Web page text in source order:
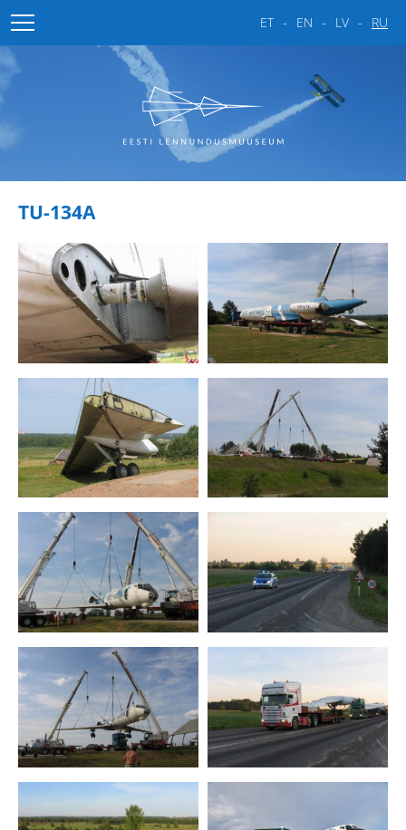
ET EN LV RU
Эстонские лётные дни
Истребители
Истребители-бомбардировщики
Бомбардировщики
Вертолёты
Пассажирские самолёты
L-410
An-2
TU-134A
JAK-40
Учебно-тренировочные самолеты
Сверхлёгкий высокоплан
Самолеты специального назначения
Oружие противовоздушной обороны
Контакт
Авиационные дни Эстонии 2027
TU-134A